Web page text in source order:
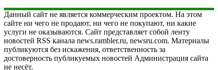
Данный сайт не является коммерческим проектом. На этом
сайте ни чего не продают, ни чего не покупают, ни какие
услуги не оказываются. Сайт представляет собой ленту
новостей RSS канала news.rambler.ru, newsru.com. Материалы
публикуются без искажения, ответственность за
достоверность публикуемых новостей Администрация сайта
не несёт.